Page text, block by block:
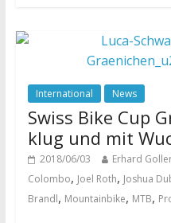
International News
Swiss Bike Cup
klug und mit
2018/06/03 Erhard
Colombo, Joel Roth, Joshua
Brandl, Mountainbike, MTB,